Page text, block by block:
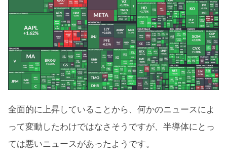
全面的に上昇していることから、何かのニュースによ
って変動したわけではなさそうですが、半導体にとっ
ては悪いニュースがあったようです。